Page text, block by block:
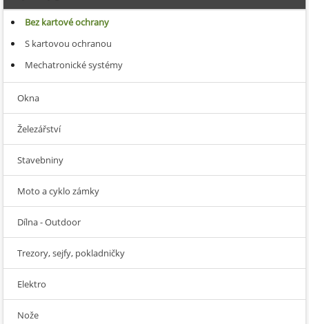
Bez kartové ochrany
S kartovou ochranou
Mechatronické systémy
Okna
Železářství
Stavebniny
Moto a cyklo zámky
Dílna - Outdoor
Trezory, sejfy, pokladničky
Elektro
Nože